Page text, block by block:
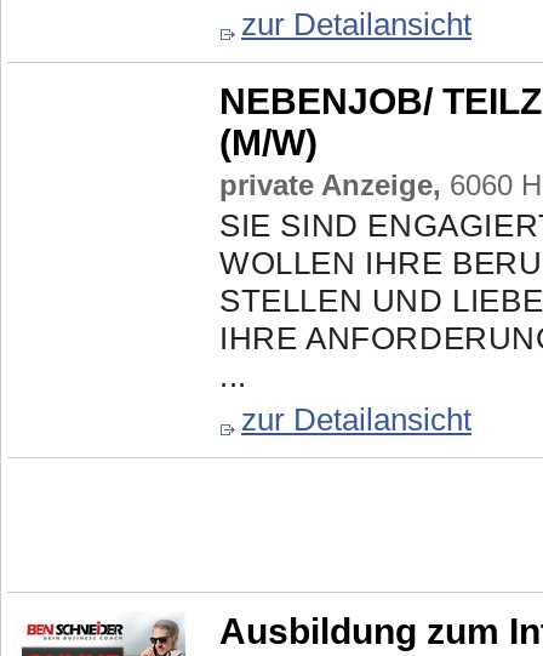
zur Detailansicht
NEBENJOB/
(M/W)
private Anzeige, 6060
SIE SIND
WOLLEN IHRE
STELLEN UND
IHRE
...
zur Detailansicht
Ausbildung zum